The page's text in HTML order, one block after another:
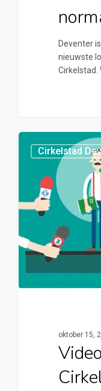
Deventer
nieuwste
Cirkelstad.
Cirkelstad
oktober 15,